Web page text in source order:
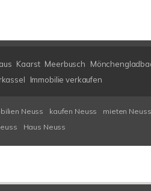
Kaarst Meerbusch
Immobilie verkaufen
Neuss kaufen Neuss mieten Neuss
Haus Neuss